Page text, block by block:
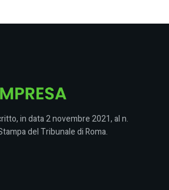
in data 2 novembre 2021, al n.
del Tribunale di Roma.